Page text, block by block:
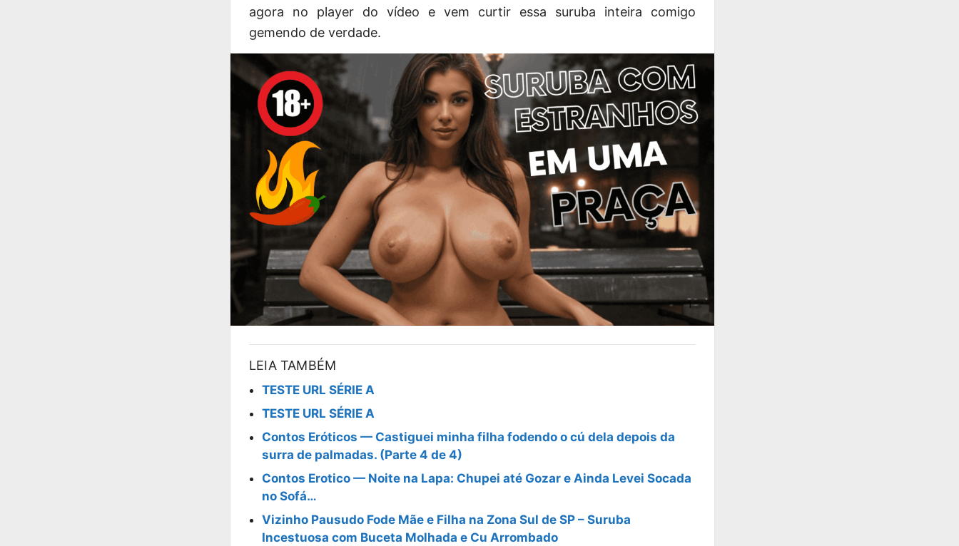
agora no player do vídeo e vem curtir essa suruba inteira comigo
gemendo de verdade.
LEIA TAMBÉM
TESTE URL SÉRIE A
TESTE URL SÉRIE A
Contos Eróticos — Castiguei minha filha fodendo o cú dela depois da
surra de palmadas. (Parte 4 de 4)
Contos Erotico — Noite na Lapa: Chupei até Gozar e Ainda Levei Socada
no Sofá…
Vizinho Pausudo Fode Mãe e Filha na Zona Sul de SP – Suruba
Incestuosa com Buceta Molhada e Cu Arrombado